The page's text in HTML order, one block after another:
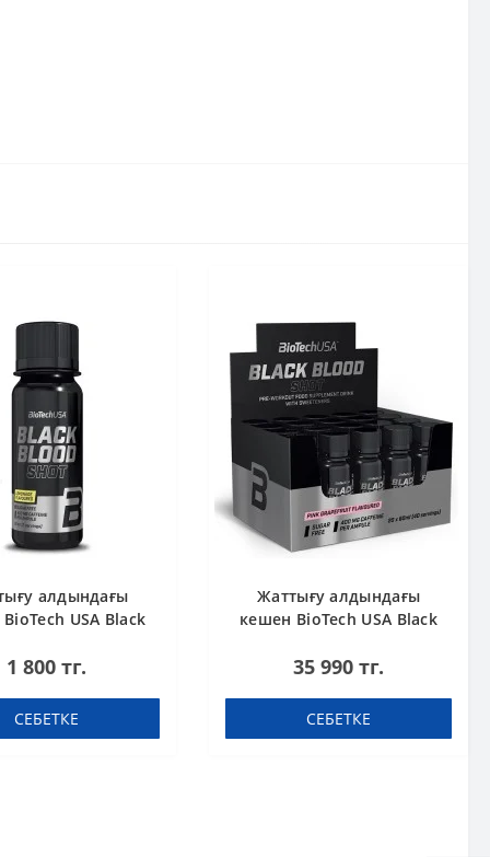
алдындағы
USA Black
ml шот
1 800 тг.
СЕБЕТКЕ
Жаттығу алдындағы
кешен BioTech USA Black
60 ml шоты (қорапта 20
35 990 тг.
СЕБЕТКЕ